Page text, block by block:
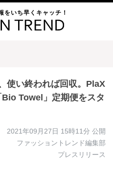
をいち早くキャッチ！
使い終われば回収。PlaX
Towel」定期便をスタ
2021年09月27日 15時11分 公開
ファッショントレンド編集部
プレスリリース